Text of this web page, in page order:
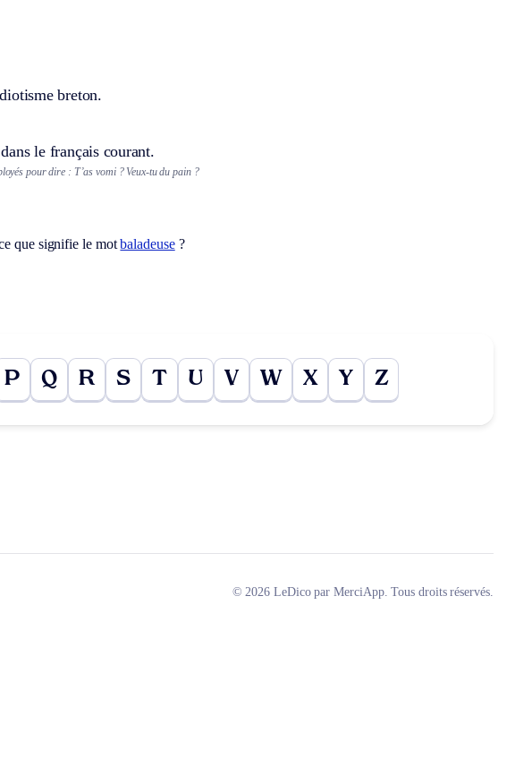
breton.
le français courant.
pour dire : T’as vomi ? Veux-tu du pain ?
que signifie le motbaladeuse?
P Q R S T U V W X Y Z
© 2026 LeDico par MerciApp. Tous droits réservés.